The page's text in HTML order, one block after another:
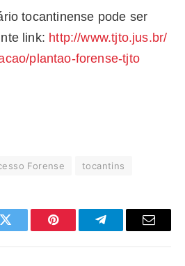
tocantinense pode ser
link: http://www.tjto.jus.br/
plantao-forense-tjto
Forense tocantins
Twitter Pinterest TelegramaE-